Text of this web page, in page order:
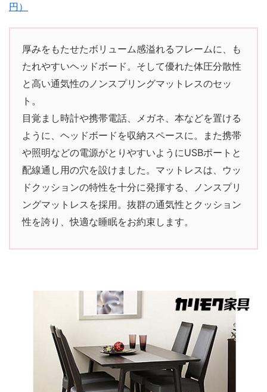
円）
厚みをもたせたボリューム感溢れるフレームに、も
たれやすいヘッドボード。そして優れた体圧分散性
と高い通気性のノンスプリングマットレスのセッ
ト。
目覚まし時計や携帯電話、メガネ、本などを置ける
ように、ヘッドボードを収納スペースに。また携帯
や照明などの電源がとりやすいようにUSBポートと
配線通し用の穴を設けました。マットレスは、ウッ
ドクッションの特性を十分に発揮する、ノンスプリ
ングマットレスを採用。抜群の通気性とクッション
性を誇り、快適な睡眠をお約束します。